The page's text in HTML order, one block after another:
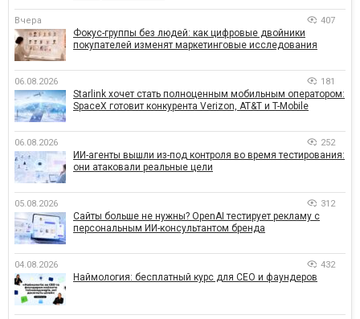
Вчера 407
Фокус-группы без людей: как цифровые двойники
покупателей изменят маркетинговые исследования
06.08.2026 181
Starlink хочет стать полноценным мобильным оператором:
SpaceX готовит конкурента Verizon, AT&T и T-Mobile
06.08.2026 252
ИИ-агенты вышли из-под контроля во время тестирования:
они атаковали реальные цели
05.08.2026 312
Сайты больше не нужны? OpenAI тестирует рекламу с
персональным ИИ-консультантом бренда
04.08.2026 432
Наймология: бесплатный курс для CEO и фаундеров